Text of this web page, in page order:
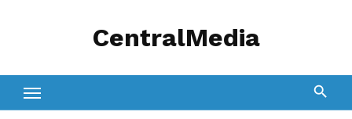
CentralMedia